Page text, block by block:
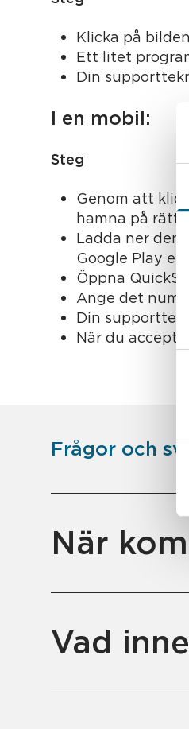
Klicka på
Ett litet
Din
I en mobil:
Steg
Genom att
hamna på rätt
Ladda ner den
Google Play
Öppna
Ange det
Din
När du
Frågor och
När
Vad